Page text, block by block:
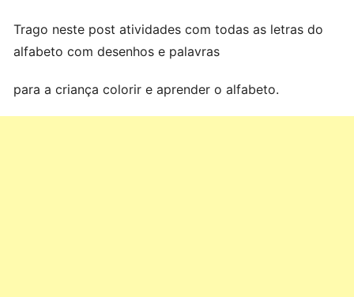
Trago neste post atividades com todas as letras do
alfabeto com desenhos e palavras
para a criança colorir e aprender o alfabeto.